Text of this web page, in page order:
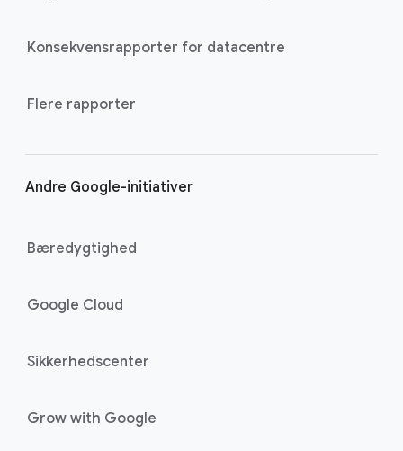
Konsekvensrapporter for datacentre
Flere rapporter
Andre Google-initiativer
Bæredygtighed
Google Cloud
Sikkerhedscenter
Grow with Google